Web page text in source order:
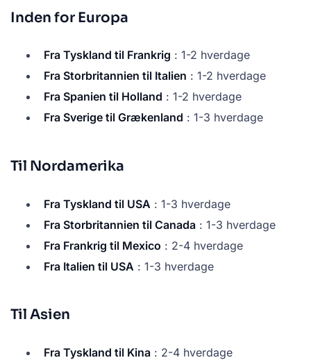
Inden for Europa
Fra Tyskland til Frankrig : 1-2 hverdage
Fra Storbritannien til Italien : 1-2 hverdage
Fra Spanien til Holland : 1-2 hverdage
Fra Sverige til Grækenland : 1-3 hverdage
Til Nordamerika
Fra Tyskland til USA : 1-3 hverdage
Fra Storbritannien til Canada : 1-3 hverdage
Fra Frankrig til Mexico : 2-4 hverdage
Fra Italien til USA : 1-3 hverdage
Til Asien
Fra Tyskland til Kina : 2-4 hverdage